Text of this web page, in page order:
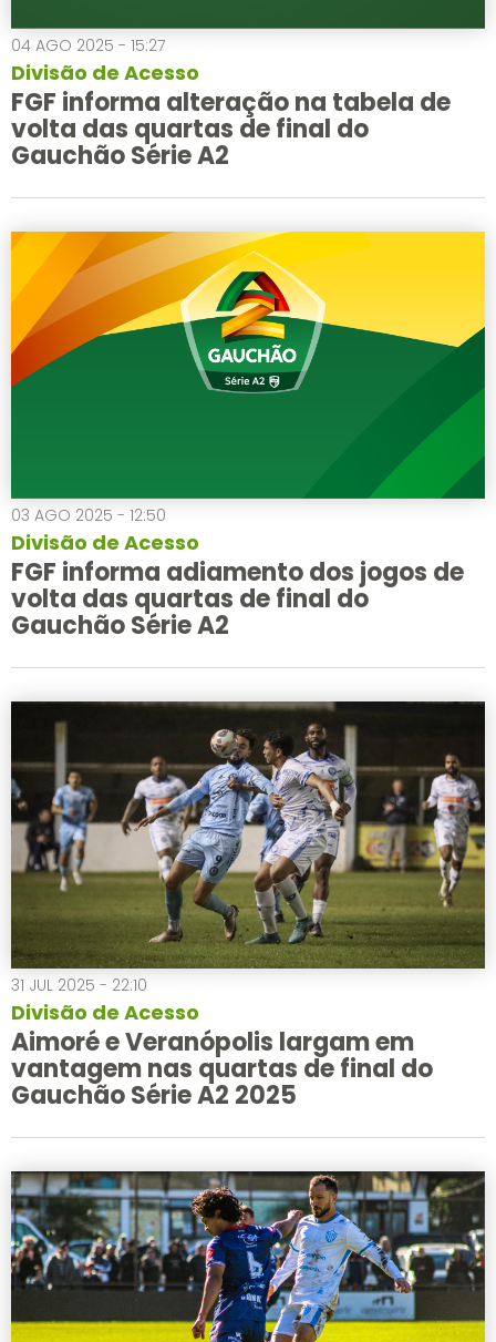
04 AGO 2025 - 15:27
Divisão de Acesso
FGF informa alteração na tabela de
volta das quartas de final do
Gauchão Série A2
03 AGO 2025 - 12:50
Divisão de Acesso
FGF informa adiamento dos jogos de
volta das quartas de final do
Gauchão Série A2
31 JUL 2025 - 22:10
Divisão de Acesso
Aimoré e Veranópolis largam em
vantagem nas quartas de final do
Gauchão Série A2 2025